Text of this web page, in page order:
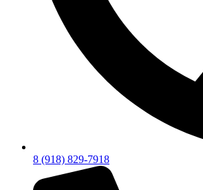
8 (918) 829-7918